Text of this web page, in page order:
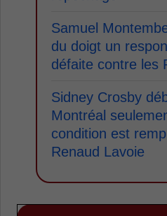
Samuel
du doigt un
défaite contre les
Sidney Crosby
Montréal
condition est
Renaud Lavoie